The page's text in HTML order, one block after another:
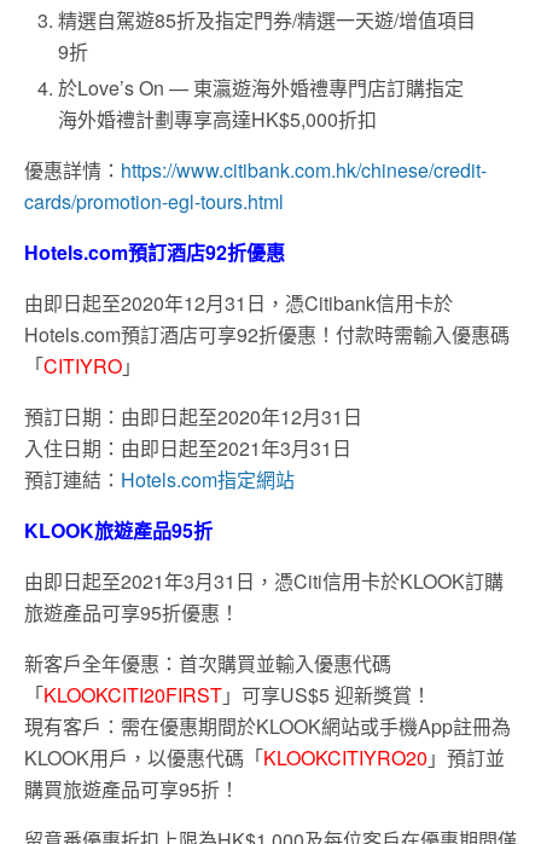
精選自駕遊85折及指定門券/精選一天遊/增值項目
9折
於Love’s On — 東瀛遊海外婚禮專門店訂購指定
海外婚禮計劃專享高達HK$5,000折扣
優惠詳情： https://www.citibank.com.hk/chinese/credit-
cards/promotion-egl-tours.html
Hotels.com預訂酒店92折優惠
由即日起至2020年12月31日，憑Citibank信用卡於
Hotels.com預訂酒店可享92折優惠！付款時需輸入優惠碼
「CITIYRO」
預訂日期：由即日起至2020年12月31日
入住日期：由即日起至2021年3月31日
預訂連結： Hotels.com指定網站
KLOOK旅遊產品95折
由即日起至2021年3月31日，憑Citi信用卡於KLOOK訂購
旅遊產品可享95折優惠！
新客戶全年優惠：首次購買並輸入優惠代碼
「KLOOKCITI20FIRST」可享US$5 迎新獎賞！
現有客戶：需在優惠期間於KLOOK網站或手機App註冊為
KLOOK用戶，以優惠代碼「KLOOKCITIYRO20 」預訂並
購買旅遊產品可享95折！